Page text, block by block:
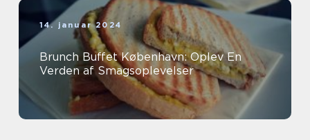
14. januar 2024
Brunch Buffet København: Oplev En
Verden af Smagsoplevelser